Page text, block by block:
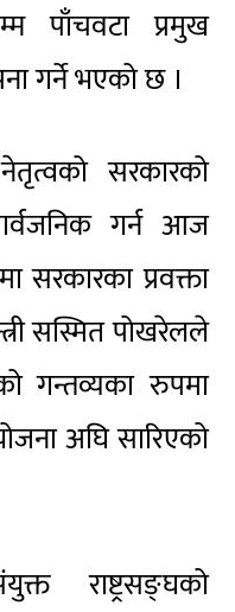
पाँचवटा प्रमुख
गर्ने भएको छ ।
नेतृत्वको सरकारको
गर्न आज
सरकारका प्रवक्ता
सस्मित पोखरेलले
गन्तव्यका रुपमा
अघि सारिएको
राष्ट्रसङ्घको